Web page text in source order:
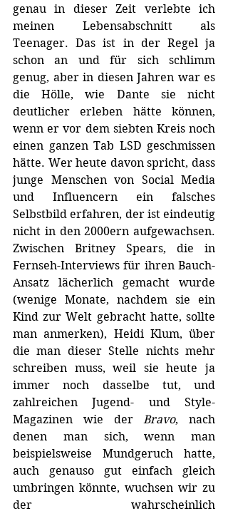
genau in dieser Zeit verlebte ich
meinen Lebensabschnitt als
Teenager. Das ist in der Regel ja
schon an und für sich schlimm
genug, aber in diesen Jahren war es
die Hölle, wie Dante sie nicht
deutlicher erleben hätte können,
wenn er vor dem siebten Kreis noch
einen ganzen Tab LSD geschmissen
hätte. Wer heute davon spricht, dass
junge Menschen von Social Media
und Influencern ein falsches
Selbstbild erfahren, der ist eindeutig
nicht in den 2000ern aufgewachsen.
Zwischen Britney Spears, die in
Fernseh-Interviews für ihren Bauch-
Ansatz lächerlich gemacht wurde
(wenige Monate, nachdem sie ein
Kind zur Welt gebracht hatte, sollte
man anmerken), Heidi Klum, über
die man dieser Stelle nichts mehr
schreiben muss, weil sie heute ja
immer noch dasselbe tut, und
zahlreichen Jugend- und Style-
Magazinen wie der Bravo, nach
denen man sich, wenn man
beispielsweise Mundgeruch hatte,
auch genauso gut einfach gleich
umbringen könnte, wuchsen wir zu
der wahrscheinlich